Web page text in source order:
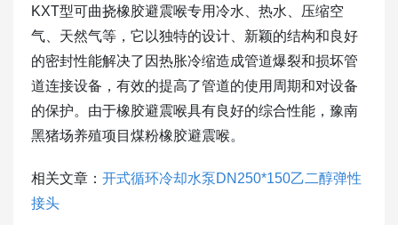
KXT型可曲挠橡胶避震喉专用冷水、热水、压缩空
气、天然气等，它以独特的设计、新颖的结构和良好
的密封性能解决了因热胀冷缩造成管道爆裂和损坏管
道连接设备，有效的提高了管道的使用周期和对设备
的保护。由于橡胶避震喉具有良好的综合性能，豫南
黑猪场养殖项目煤粉橡胶避震喉。
相关文章： 开式循环冷却水泵DN250*150乙二醇弹性
接头